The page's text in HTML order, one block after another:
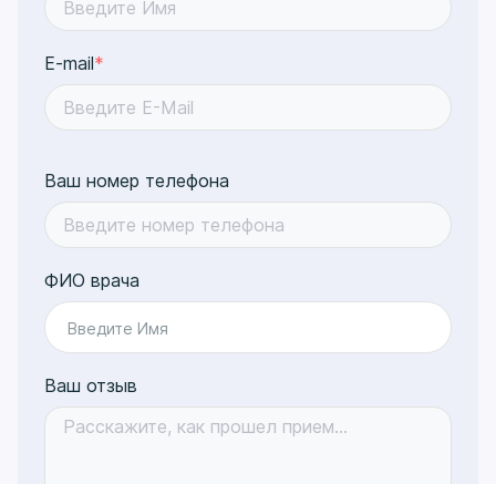
E-mail*
Ваш номер телефона
ФИО врача
Введите Имя
Ваш отзыв